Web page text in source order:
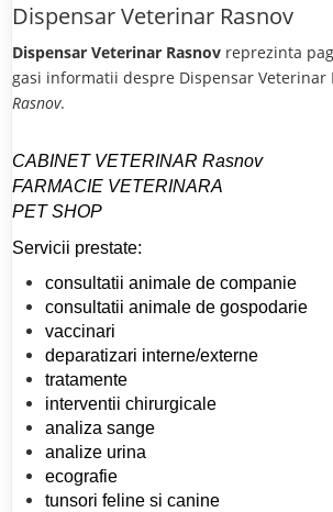
Dispensar Veterinar Rasnov
Dispensar Veterinar Rasnov reprezinta
gasi informatii despre Dispensar Veterinar
Rasnov.
CABINET VETERINAR Rasnov
FARMACIE VETERINARA
PET SHOP
Servicii prestate:
consultatii animale de companie
consultatii animale de gospodarie
vaccinari
deparatizari interne/externe
tratamente
interventii chirurgicale
analiza sange
analize urina
ecografie
tunsori feline si canine